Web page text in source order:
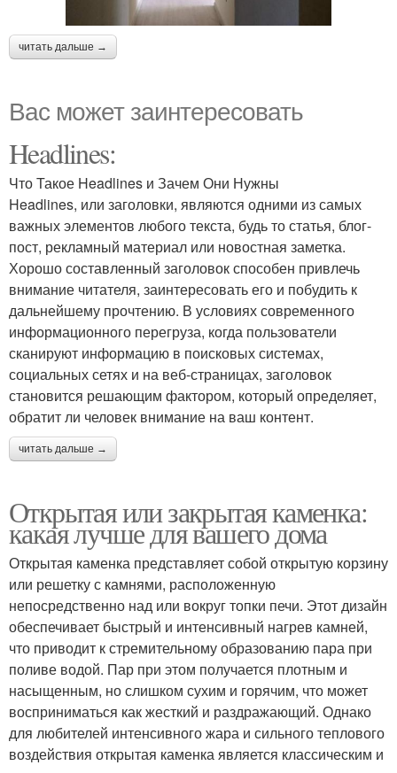
читать дальше →
Вас может заинтересовать
Headlines:
Что Такое Headlines и Зачем Они Нужны
Headlines, или заголовки, являются одними из самых
важных элементов любого текста, будь то статья, блог-
пост, рекламный материал или новостная заметка.
Хорошо составленный заголовок способен привлечь
внимание читателя, заинтересовать его и побудить к
дальнейшему прочтению. В условиях современного
информационного перегруза, когда пользователи
сканируют информацию в поисковых системах,
социальных сетях и на веб-страницах, заголовок
становится решающим фактором, который определяет,
обратит ли человек внимание на ваш контент.
читать дальше →
Открытая или закрытая каменка:
какая лучше для вашего дома
Открытая каменка представляет собой открытую корзину
или решетку с камнями, расположенную
непосредственно над или вокруг топки печи. Этот дизайн
обеспечивает быстрый и интенсивный нагрев камней,
что приводит к стремительному образованию пара при
поливе водой. Пар при этом получается плотным и
насыщенным, но слишком сухим и горячим, что может
восприниматься как жесткий и раздражающий. Однако
для любителей интенсивного жара и сильного теплового
воздействия открытая каменка является классическим и